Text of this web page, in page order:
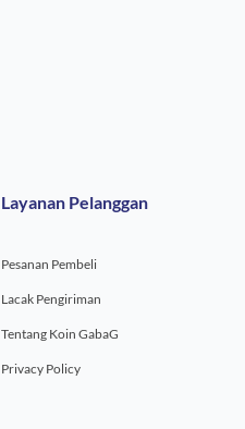
Layanan Pelanggan
Pesanan Pembeli
Lacak Pengiriman
Tentang Koin GabaG
Privacy Policy